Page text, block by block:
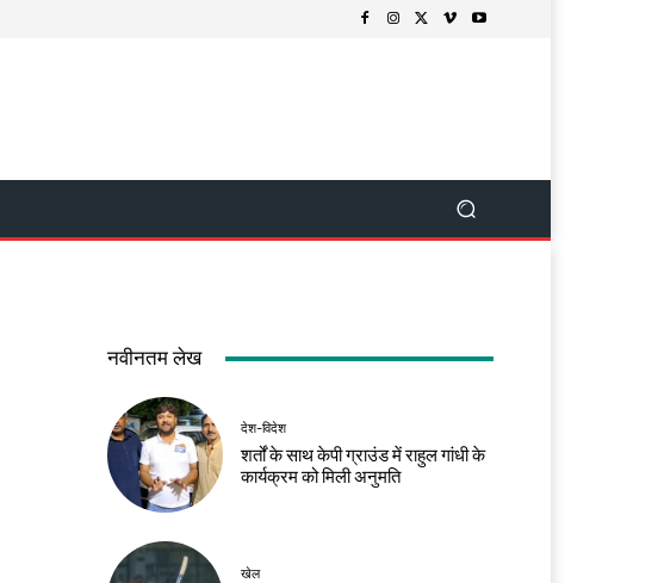
नवीनतम लेख
देश-विदेश
शर्तों के साथ केपी ग्राउंड में राहुल गांधी के
कार्यक्रम को मिली अनुमति
खेल